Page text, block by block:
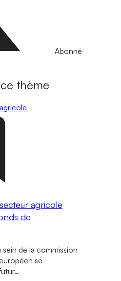
Abonné
thème
agricole
de
de la commission
se